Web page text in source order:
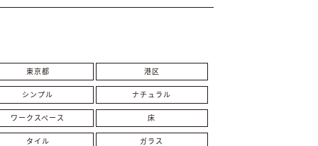
東京都 港区
シンプル ナチュラル
ワークスペース 床
タイル ガラス